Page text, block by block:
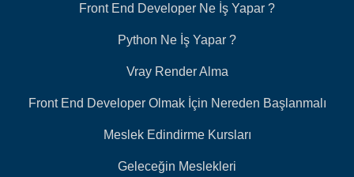
Front End Developer Ne İş Yapar ?
Python Ne İş Yapar ?
Vray Render Alma
Front End Developer Olmak İçin Nereden Başlanmalı
Meslek Edindirme Kursları
Geleceğin Meslekleri